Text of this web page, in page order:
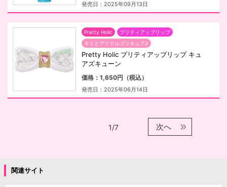
発売日：2025年09月13日
Pretty Holic
プリティアップリップ
キミとアイドルプリキュア♪
Pretty Holic プリティアップリップ キュ
アズキューン
価格：1,650円（税込）
発売日：2025年06月14日
1/7 次へ
関連サイト